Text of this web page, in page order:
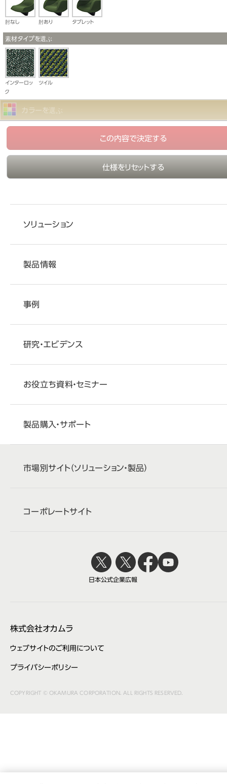
肘なし 肘あり タブレット
素材タイプを選ぶ
インターロッ
ク
ツイル
カラーを選ぶ
この内容で決定する
仕様をリセットする
ソリューション
製品情報
事例
研究・エビデンス
お役立ち資料・セミナー
製品購入・サポート
市場別サイト（ソリューション・製品）
コーポレートサイト
株式会社オカムラ
ウェブサイトのご利用について
プライバシーポリシー
COPYRIGHT © OKAMURA CORPORATION. ALL RIGHTS RESERVED.
日本公式企業広報